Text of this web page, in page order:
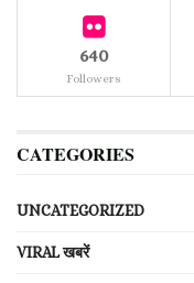
640
Followers
CATEGORIES
UNCATEGORIZED
VIRAL खबरें